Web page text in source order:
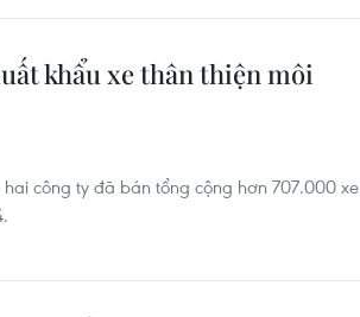
khẩu xe thân thiện môi
công ty đã bán tổng cộng hơn 707.000 xe